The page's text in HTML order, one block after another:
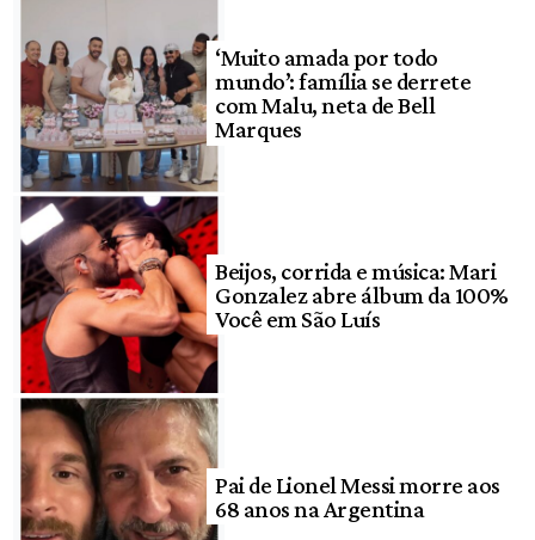
‘Muito amada por todo
mundo’: família se derrete
com Malu, neta de Bell
Marques
Beijos, corrida e música: Mari
Gonzalez abre álbum da 100%
Você em São Luís
Pai de Lionel Messi morre aos
68 anos na Argentina